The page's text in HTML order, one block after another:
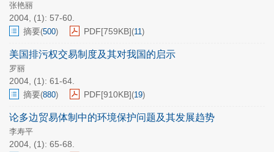
张艳丽
2004, (1): 57-60.
摘要(500) PDF[759KB](11)
美国排污权交易制度及其对我国的启示
罗丽
2004, (1): 61-64.
摘要(880) PDF[910KB](19)
论多边贸易体制中的环境保护问题及其发展趋势
李寿平
2004, (1): 65-68.